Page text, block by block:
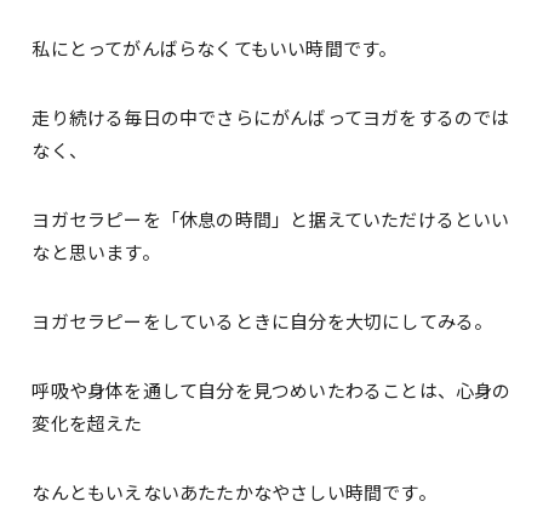
私にとってがんばらなくてもいい時間です。
走り続ける毎日の中でさらにがんばってヨガをするのでは
なく、
ヨガセラピーを「休息の時間」と据えていただけるといい
なと思います。
ヨガセラピーをしているときに自分を大切にしてみる。
呼吸や身体を通して自分を見つめいたわることは、心身の
変化を超えた
なんともいえないあたたかなやさしい時間です。